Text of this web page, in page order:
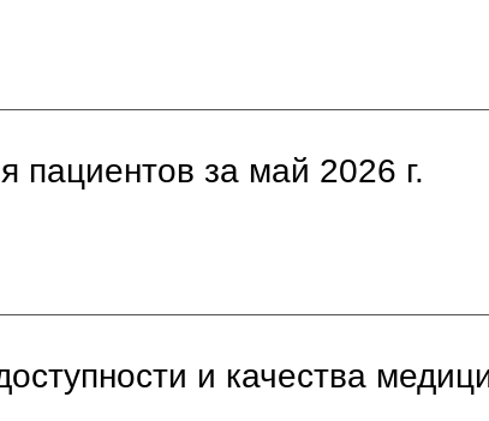
пациентов за май 2026 г.
и качества